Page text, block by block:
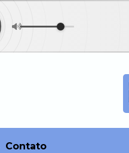
Contato